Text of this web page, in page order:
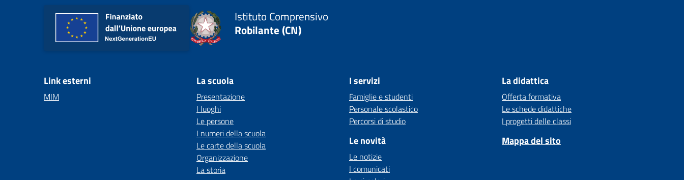
Istituto Comprensivo
Robilante (CN)
Link esterni
MIM
La scuola
Presentazione
I luoghi
Le persone
I numeri della scuola
Le carte della scuola
Organizzazione
La storia
I servizi
Famiglie e studenti
Personale scolastico
Percorsi di studio
Le novità
Le notizie
I comunicati
La didattica
Offerta formativa
Le schede didattiche
I progetti delle classi
Mappa del sito